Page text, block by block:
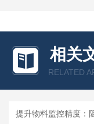
相关
RELATED